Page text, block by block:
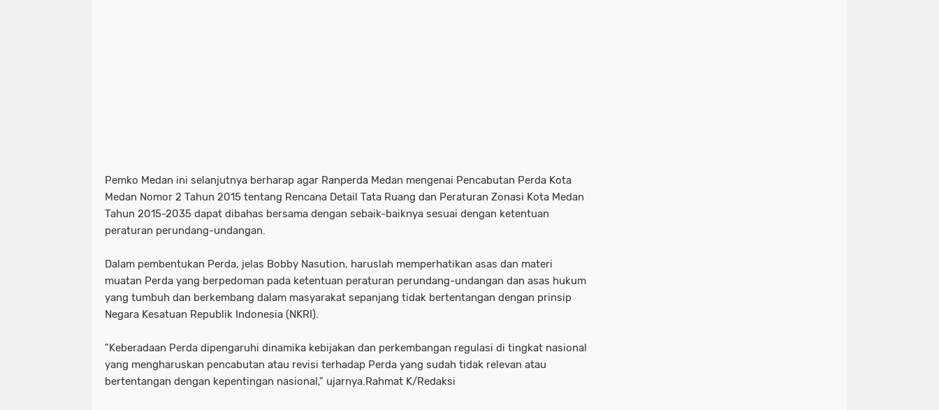
Pemko Medan ini selanjutnya berharap agar Ranperda Medan mengenai Pencabutan Perda Kota
Medan Nomor 2 Tahun 2015 tentang Rencana Detail Tata Ruang dan Peraturan Zonasi Kota Medan
Tahun 2015-2035 dapat dibahas bersama dengan sebaik-baiknya sesuai dengan ketentuan
peraturan perundang-undangan.
Dalam pembentukan Perda, jelas Bobby Nasution, haruslah memperhatikan asas dan materi
muatan Perda yang berpedoman pada ketentuan peraturan perundang-undangan dan asas hukum
yang tumbuh dan berkembang dalam masyarakat sepanjang tidak bertentangan dengan prinsip
Negara Kesatuan Republik Indonesia (NKRI).
"Keberadaan Perda dipengaruhi dinamika kebijakan dan perkembangan regulasi di tingkat nasional
yang mengharuskan pencabutan atau revisi terhadap Perda yang sudah tidak relevan atau
bertentangan dengan kepentingan nasional," ujarnya.Rahmat K/Redaksi